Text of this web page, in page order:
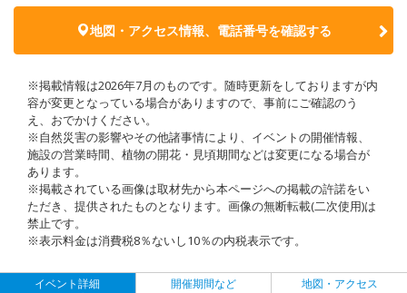
地図・アクセス情報、電話番号を確認する
※掲載情報は2026年7月のものです。随時更新をしておりますが内
容が変更となっている場合がありますので、事前にご確認のう
え、おでかけください。
※自然災害の影響やその他諸事情により、イベントの開催情報、
施設の営業時間、植物の開花・見頃期間などは変更になる場合が
あります。
※掲載されている画像は取材先から本ページへの掲載の許諾をい
ただき、提供されたものとなります。画像の無断転載(二次使用)は
禁止です。
※表示料金は消費税8％ないし10％の内税表示です。
イベント詳細
開催期間など 地図・アクセス